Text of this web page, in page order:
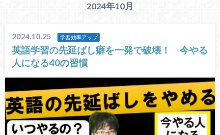
2024年10月
2024.10.25 学習効率アップ
英語学習の先延ばし癖を一発で破壊！ 今やる
人になる40の習慣